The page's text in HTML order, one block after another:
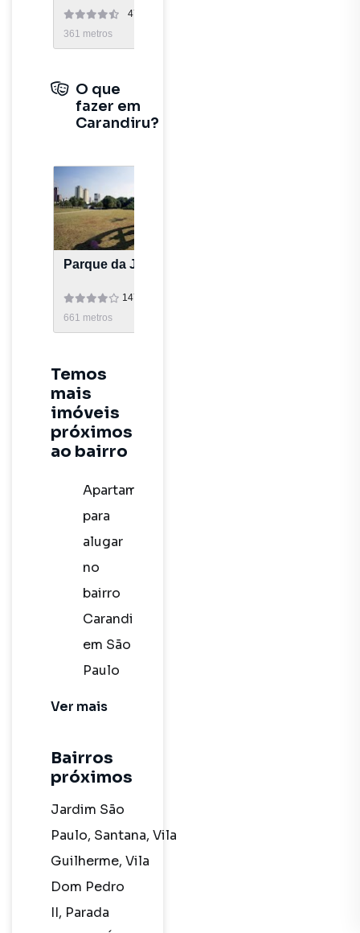
4772
361 metros
O que
fazer em
Carandiru?
Parque da Juventude
14728
661 metros
Temos
mais
imóveis
próximos
ao bairro
Apartamento
para
alugar
no
bairro
Carandiru
em São
Paulo
Apartamento
à venda
no
bairro
Carandiru
em São
Ver mais
Bairros
próximos
Jardim São
Paulo, Santana, Vila
Guilherme, Vila
Dom Pedro
II, Parada